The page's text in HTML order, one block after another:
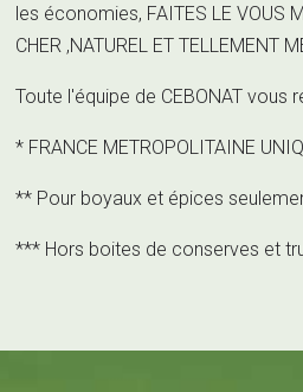
les économies, FAITES LE VOUS
CHER ,NATUREL ET TELLEMENT
Toute l'équipe de CEBONAT vous
* FRANCE METROPOLITAINE
** Pour boyaux et épices
*** Hors boites de conserves et